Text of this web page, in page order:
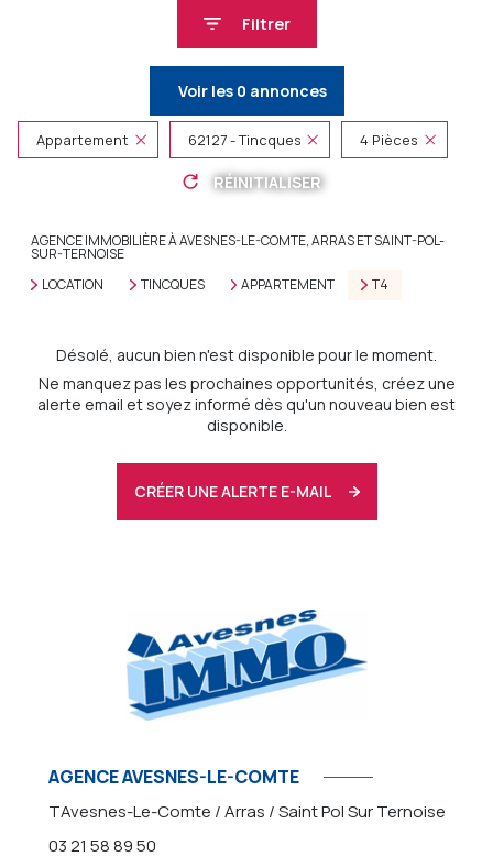
Filtrer
Voir les 0 annonces
Appartement 62127 - Tincques 4 Pièces
RÉINITIALISER
AGENCE IMMOBILIÈRE À AVESNES-LE-COMTE, ARRAS ET SAINT-POL-
SUR-TERNOISE
LOCATION
TINCQUES APPARTEMENT T4
Désolé, aucun bien n'est disponible pour le moment.
Ne manquez pas les prochaines opportunités, créez une
alerte email et soyez informé dès qu'un nouveau bien est
disponible.
CRÉER UNE ALERTE E-MAIL
AGENCE AVESNES-LE-COMTE
TAvesnes-Le-Comte / Arras / Saint Pol Sur Ternoise
03 21 58 89 50